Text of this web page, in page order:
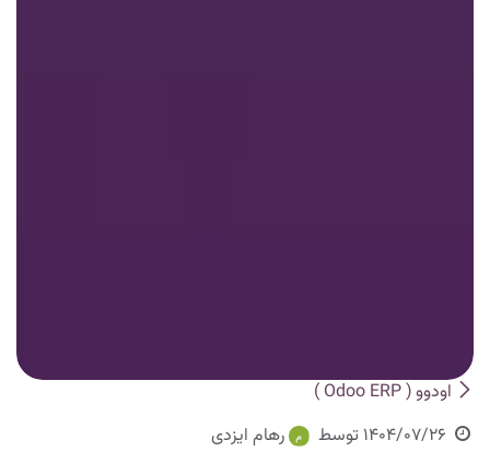
اودوو ( Odoo ERP )
1404/07/26 توسط رهام ایزدی